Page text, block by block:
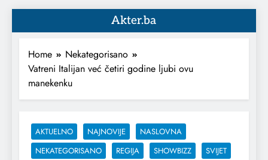
Akter.ba
Home
Nekategorisano
Vatreni Italijan već četiri godine ljubi ovu
manekenku
AKTUELNO NAJNOVIJE
NASLOVNA
NEKATEGORISANO
REGIJA SHOWBIZZ
SVIJET